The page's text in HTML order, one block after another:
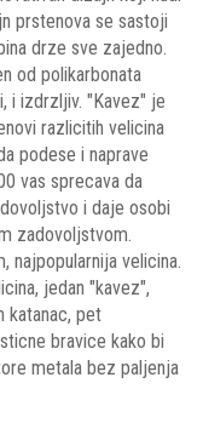
prstenova se sastoji
drze sve zajedno.
od polikarbonata
i izdrzljiv. "Kavez" je
razlicitih velicina
podese i naprave
vas sprecava da
i daje osobi
zadovoljstvom.
najpopularnija velicina.
jedan "kavez",
katanac, pet
bravice kako bi
metala bez paljenja